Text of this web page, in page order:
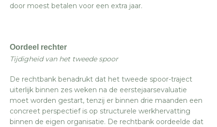
door moest betalen voor een extra jaar.
Oordeel rechter
Tijdigheid van het tweede spoor
De rechtbank benadrukt dat het tweede spoor-traject
uiterlijk binnen zes weken na de eerstejaarsevaluatie
moet worden gestart, tenzij er binnen drie maanden een
concreet perspectief is op structurele werkhervatting
binnen de eigen organisatie. De rechtbank oordeelde dat